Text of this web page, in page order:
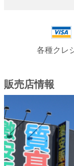
各種クレ
販売店情報